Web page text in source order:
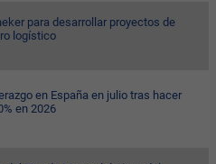
para desarrollar proyectos de
logístico
en España en julio tras hacer
en 2026